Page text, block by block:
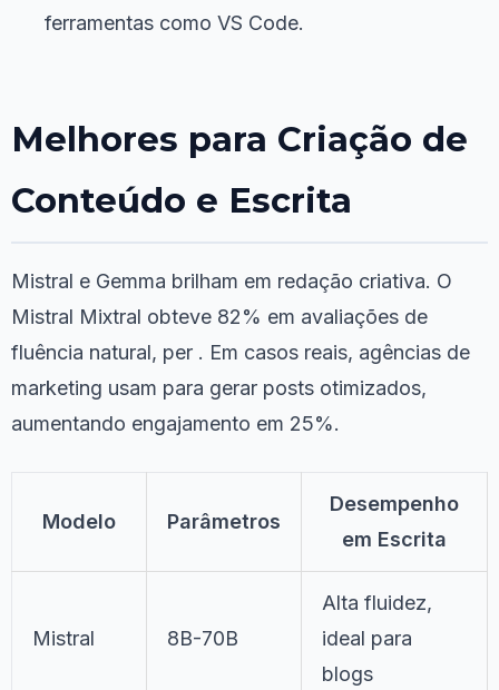
ferramentas como VS Code.
Melhores para Criação de
Conteúdo e Escrita
Mistral e Gemma brilham em redação criativa. O
Mistral Mixtral obteve 82% em avaliações de
fluência natural, per . Em casos reais, agências de
marketing usam para gerar posts otimizados,
aumentando engajamento em 25%.
Modelo Parâmetros
Desempenho
em Escrita
Mistral 8B-70B
Alta fluidez,
ideal para
blogs